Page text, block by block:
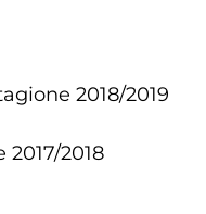
2018/2019
2018